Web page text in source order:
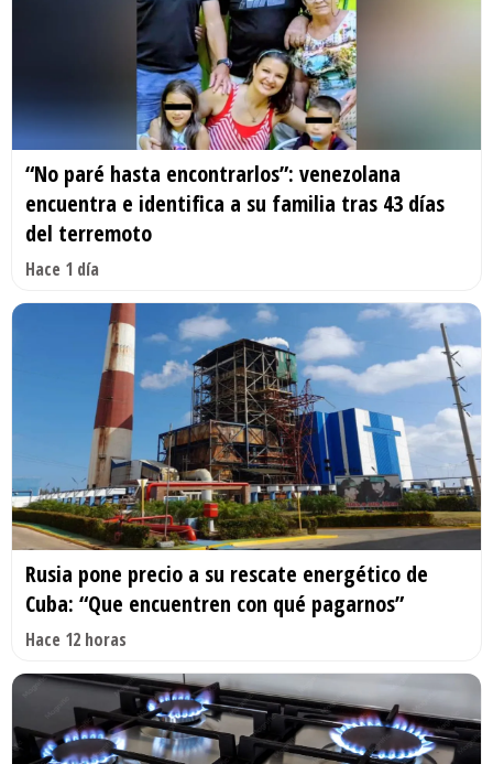
“No paré hasta encontrarlos”: venezolana
encuentra e identifica a su familia tras 43 días
del terremoto
Hace 1 día
Rusia pone precio a su rescate energético de
Cuba: “Que encuentren con qué pagarnos”
Hace 12 horas